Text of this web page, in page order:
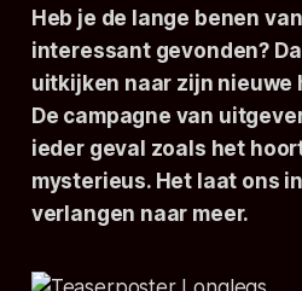
Heb je de lange benen van
interessant gevonden?
uitkijken naar zijn nieuwe
De campagne van
ieder geval zoals het
mysterieus. Het laat ons
verlangen naar meer.